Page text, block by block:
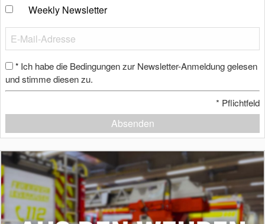
Weekly Newsletter
* Ich habe die Bedingungen zur Newsletter-Anmeldung gelesen
und stimme diesen zu.
* Pflichtfeld
Absenden